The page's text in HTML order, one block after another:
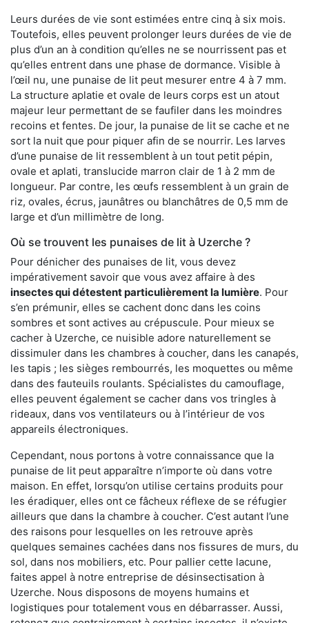
Leurs durées de vie sont estimées entre cinq à six mois.
Toutefois, elles peuvent prolonger leurs durées de vie de
plus d’un an à condition qu’elles ne se nourrissent pas et
qu’elles entrent dans une phase de dormance. Visible à
l’œil nu, une punaise de lit peut mesurer entre 4 à 7 mm.
La structure aplatie et ovale de leurs corps est un atout
majeur leur permettant de se faufiler dans les moindres
recoins et fentes. De jour, la punaise de lit se cache et ne
sort la nuit que pour piquer afin de se nourrir. Les larves
d’une punaise de lit ressemblent à un tout petit pépin,
ovale et aplati, translucide marron clair de 1 à 2 mm de
longueur. Par contre, les œufs ressemblent à un grain de
riz, ovales, écrus, jaunâtres ou blanchâtres de 0,5 mm de
large et d’un millimètre de long.
Où se trouvent les punaises de lit à Uzerche ?
Pour dénicher des punaises de lit, vous devez
impérativement savoir que vous avez affaire à des
insectes qui détestent particulièrement la lumière. Pour
s’en prémunir, elles se cachent donc dans les coins
sombres et sont actives au crépuscule. Pour mieux se
cacher à Uzerche, ce nuisible adore naturellement se
dissimuler dans les chambres à coucher, dans les canapés,
les tapis ; les sièges rembourrés, les moquettes ou même
dans des fauteuils roulants. Spécialistes du camouflage,
elles peuvent également se cacher dans vos tringles à
rideaux, dans vos ventilateurs ou à l’intérieur de vos
appareils électroniques.
Cependant, nous portons à votre connaissance que la
punaise de lit peut apparaître n’importe où dans votre
maison. En effet, lorsqu’on utilise certains produits pour
les éradiquer, elles ont ce fâcheux réflexe de se réfugier
ailleurs que dans la chambre à coucher. C’est autant l’une
des raisons pour lesquelles on les retrouve après
quelques semaines cachées dans nos fissures de murs, du
sol, dans nos mobiliers, etc. Pour pallier cette lacune,
faites appel à notre entreprise de désinsectisation à
Uzerche. Nous disposons de moyens humains et
logistiques pour totalement vous en débarrasser. Aussi,